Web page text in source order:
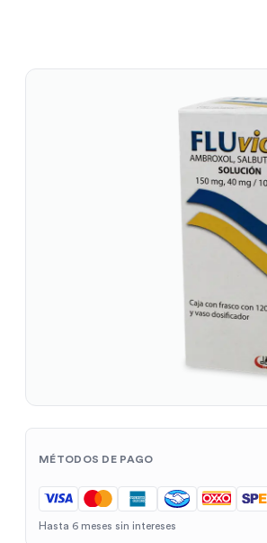
MÉTODOS DE PAGO
Hasta 6 meses sin intereses